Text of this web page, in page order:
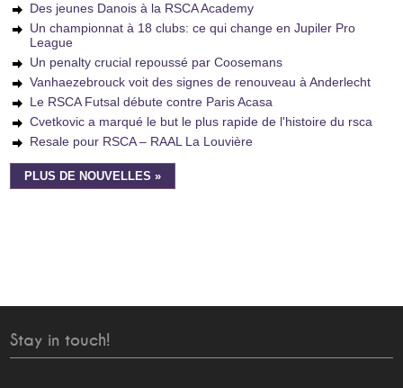
Des jeunes Danois à la RSCA Academy
Un championnat à 18 clubs: ce qui change en Jupiler Pro
League
Un penalty crucial repoussé par Coosemans
Vanhaezebrouck voit des signes de renouveau à Anderlecht
Le RSCA Futsal débute contre Paris Acasa
Cvetkovic a marqué le but le plus rapide de l'histoire du rsca
Resale pour RSCA – RAAL La Louvière
PLUS DE NOUVELLES »
Stay in touch!